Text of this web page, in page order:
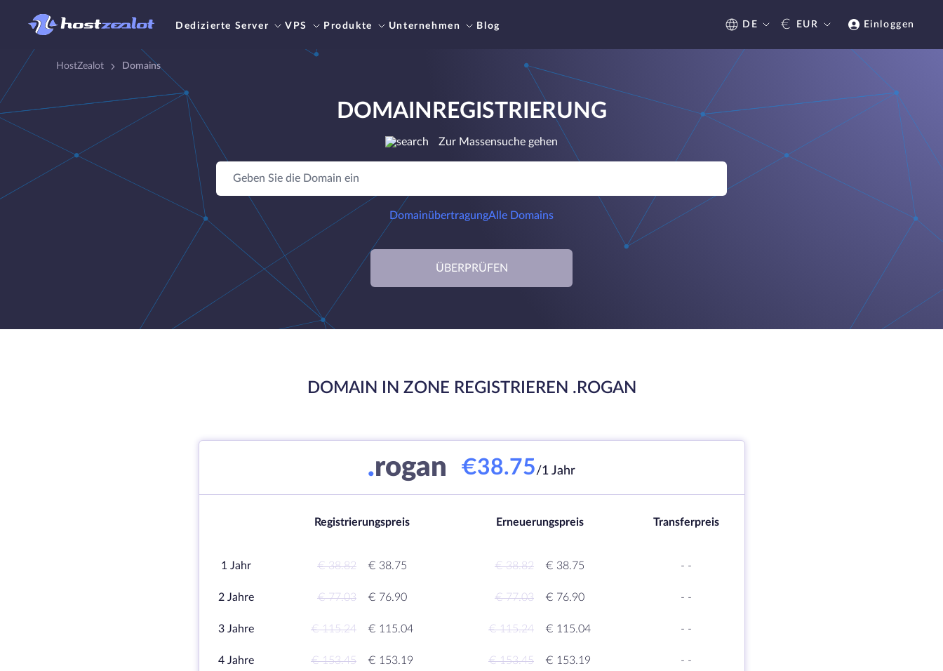
Dedizierte Server VPS Produkte Unternehmen Blog DE € EUR Einloggen
HostZealot Domains
DOMAINREGISTRIERUNG
Zur Massensuche gehen
DomainübertragungAlle Domains
ÜBERPRÜFEN
DOMAIN IN ZONE REGISTRIEREN .ROGAN
.rogan €38.75/1 Jahr
Registrierungspreis Erneuerungspreis Transferpreis
1 Jahr € 38.82 € 38.75 € 38.82 € 38.75 - -
2 Jahre € 77.03 € 76.90 € 77.03 € 76.90 - -
3 Jahre € 115.24 € 115.04 € 115.24 € 115.04 - -
4 Jahre € 153.45 € 153.19 € 153.45 € 153.19 - -